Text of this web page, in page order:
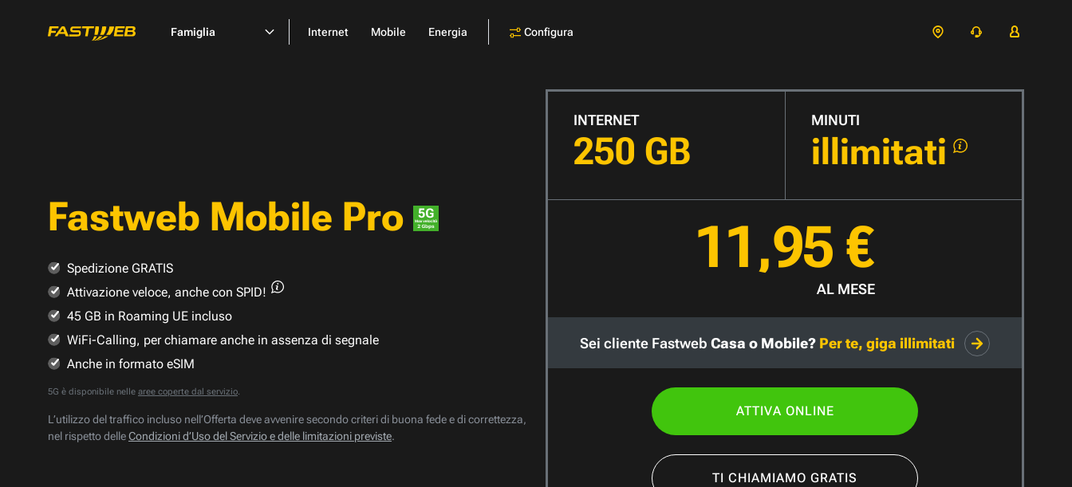
Famiglia Internet Mobile Energia Configura
Fastweb Mobile Pro
INTERNET
250 GB
MINUTI
illimitati
11,95 €
AL MESE
Sei cliente Fastweb Casa o Mobile? Per te, giga illimitati
ATTIVA ONLINE
TI CHIAMIAMO GRATIS
Spedizione GRATIS
Attivazione veloce, anche con SPID!
45 GB in Roaming UE incluso
WiFi-Calling, per chiamare anche in assenza di segnale
Anche in formato eSIM
5G è disponibile nelle aree coperte dal servizio.
L’utilizzo del traffico incluso nell’Offerta deve avvenire secondo criteri di buona fede e di correttezza,
nel rispetto delleCondizioni d’Uso del Servizio e delle limitazioni previste.